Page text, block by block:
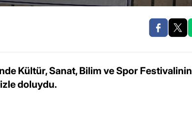
Kültür, Sanat, Bilim ve Spor Festivalinin
doluydu.